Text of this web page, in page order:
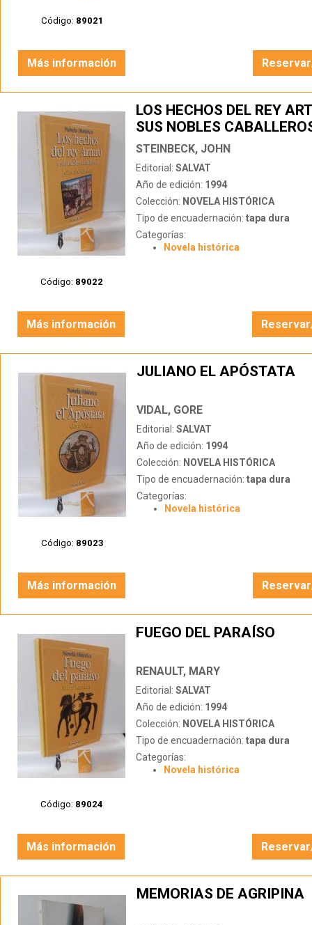
Código: 89021
Más información
Código: 89022
LOS HECHOS DEL REY
SUS NOBLES
STEINBECK, JOHN
Editorial: SALVAT
Año de edición: 1994
Colección: NOVELA HISTÓRICA
Tipo de encuadernación: tapa dura
Categorías:
Novela histórica
Más información
Código: 89023
JULIANO EL APÓSTATA
VIDAL, GORE
Editorial: SALVAT
Año de edición: 1994
Colección: NOVELA HISTÓRICA
Tipo de encuadernación: tapa dura
Categorías:
Novela histórica
Más información
Código: 89024
FUEGO DEL PARAÍSO
RENAULT, MARY
Editorial: SALVAT
Año de edición: 1994
Colección: NOVELA HISTÓRICA
Tipo de encuadernación: tapa dura
Categorías:
Novela histórica
Más información
MEMORIAS DE AGRIPINA